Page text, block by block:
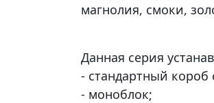
магнолия, смоки,
Данная серия
- стандартный короб
- моноблок;